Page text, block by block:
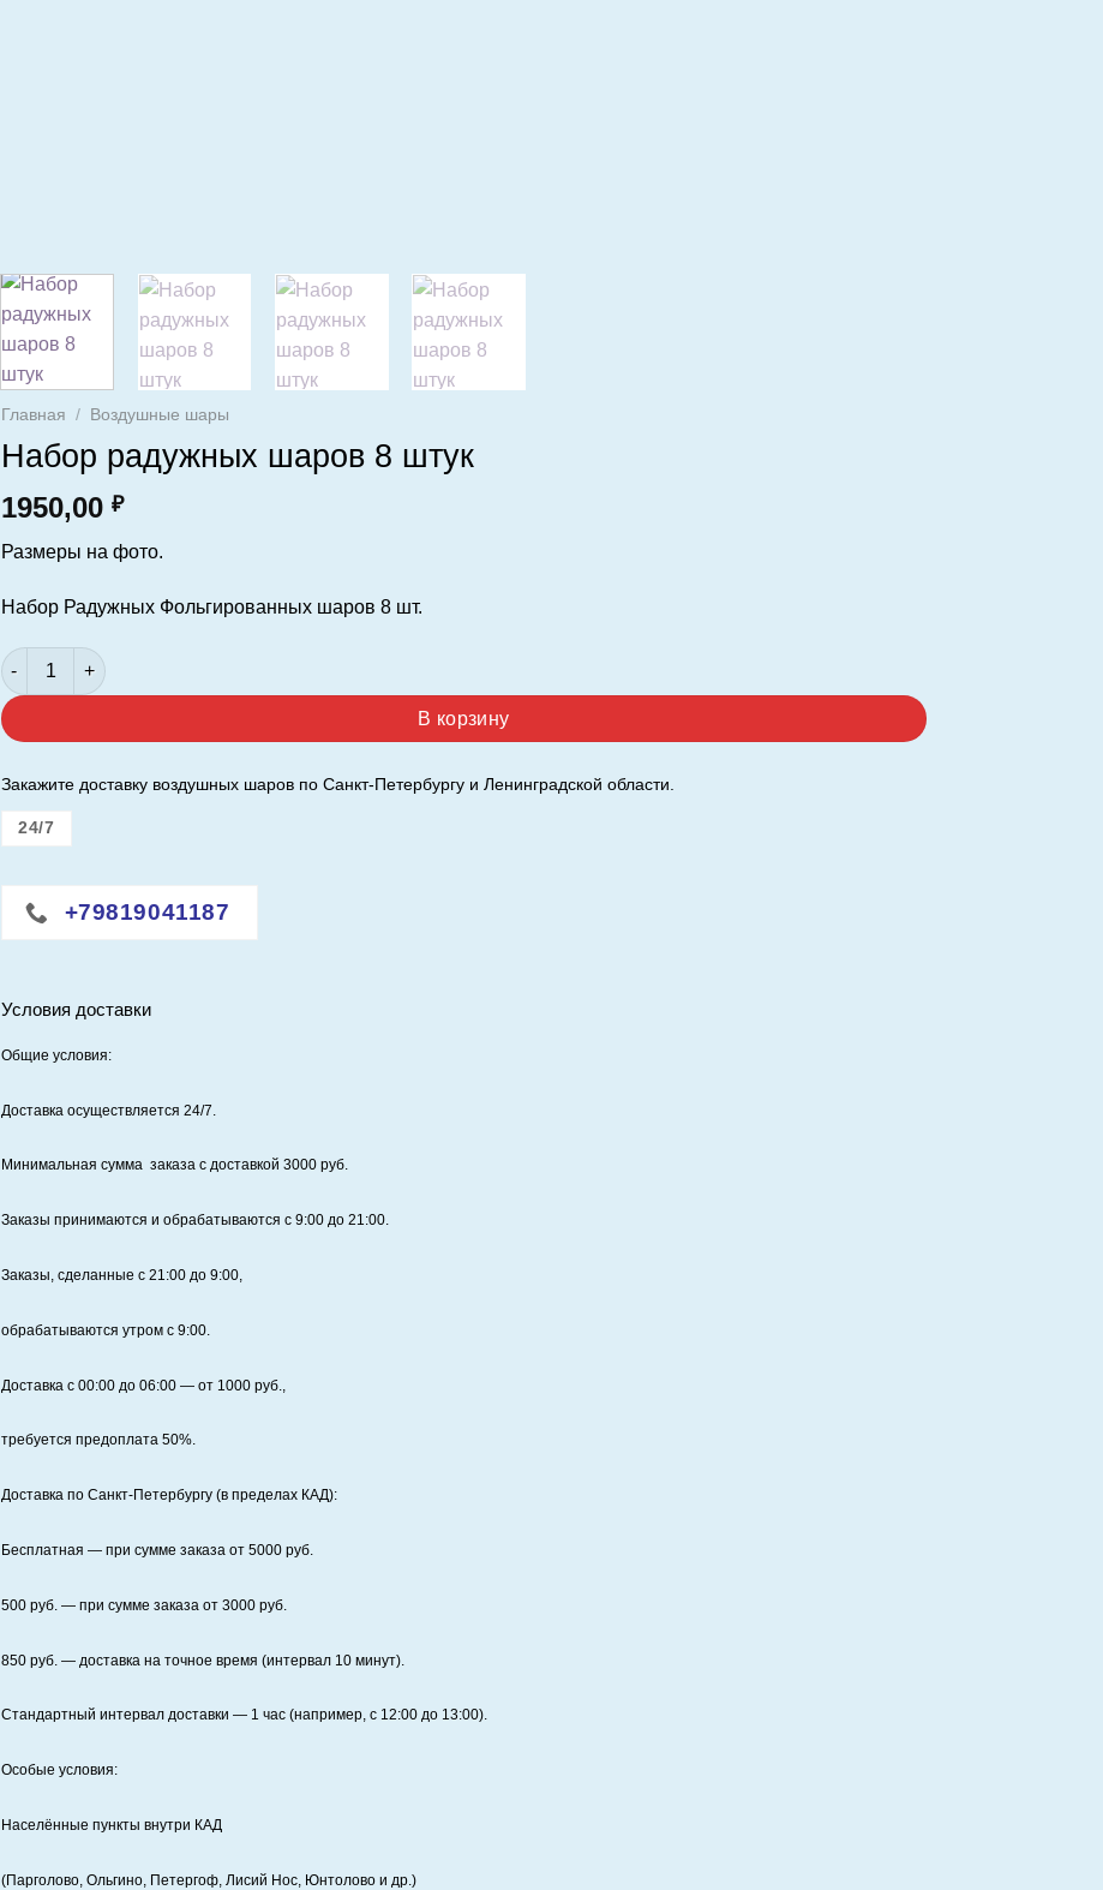
Главная / Воздушные шары
Набор радужных шаров 8 штук
1950,00 ₽
Размеры на фото.
Набор Радужных Фольгированных шаров 8 шт.
Количество товара Набор радужных шаров 8 штук
В корзину
Закажите доставку воздушных шаров по Санкт-Петербургу и Ленинградской области.
24/7
+79819041187
Условия доставки
Общие условия:
Доставка осуществляется 24/7
Минимальная сумма заказа с доставкой 3000 руб.
Заказы принимаются и обрабатываются с 9:00 до 21:00.
Заказы, сделанные с 21:00 до 9:00,
обрабатываются утром с 9:00.
Доставка с 00:00 до 06:00 — от 1000руб.,
требуется предоплата 50%.
Доставка по Санкт‑Петербургу (в пределах КАД):
Бесплатная — при сумме заказа от 5000руб.
500руб. — при сумме заказа от 3000руб.
850руб. — доставка на точное время (интервал 10 минут).
Стандартный интервал доставки — 1 час (например, с 12:00 до 13:00).
Особые условия:
Населённые пункты внутри КАД
(Парголово, Ольгино, Петергоф, Лисий Нос, Юнтолово и др.)